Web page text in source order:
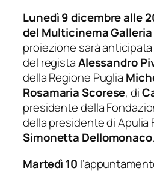
Lunedì 9 dicembrealle
del Multicinema Galleria
proiezione sarà
del registaAlessandro
della Regione Puglia
Rosamaria Scorese, di
presidente della
della presidente di Apulia
Simonetta Dellomonaco.
Martedì 10